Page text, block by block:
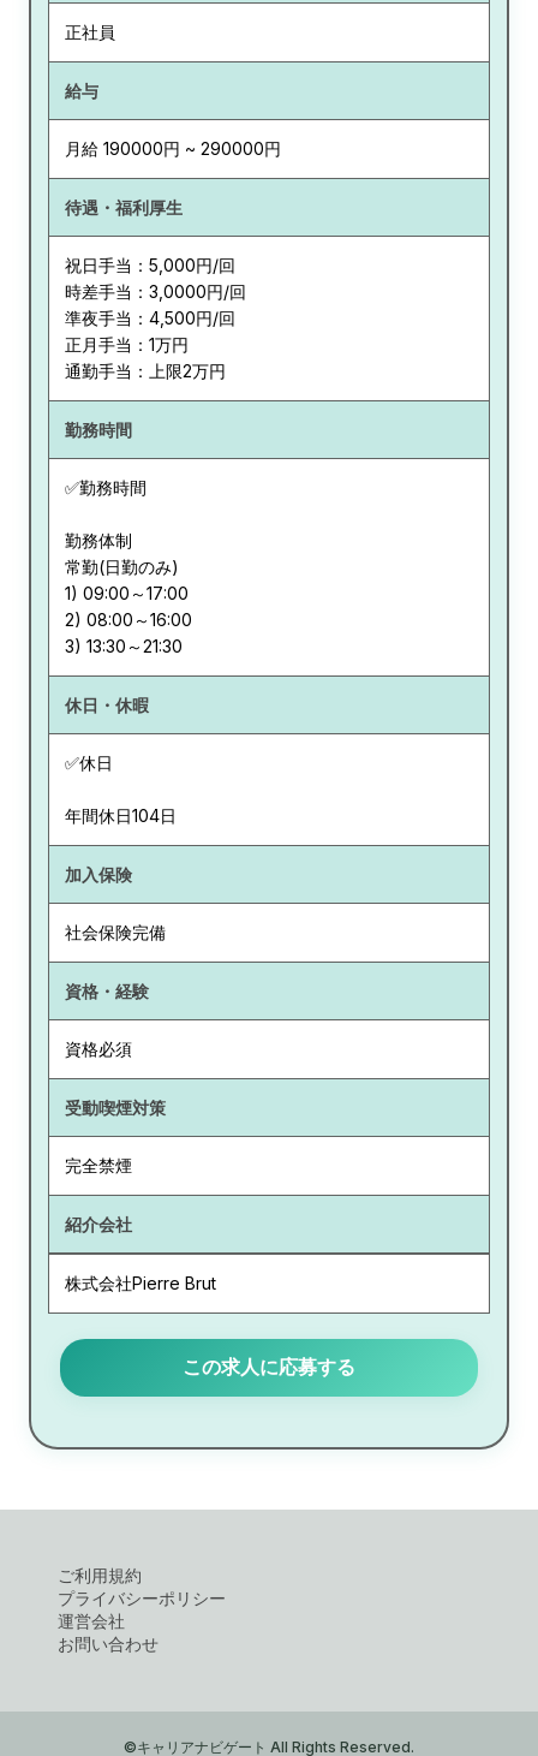
正社員
給与
月給 190000円 ~ 290000円
待遇・福利厚生
祝日手当：5,000円/回
時差手当：3,0000円/回
準夜手当：4,500円/回
正月手当：1万円
通勤手当：上限2万円
勤務時間
✅勤務時間
勤務体制
常勤(日勤のみ)
1) 09:00～17:00
2) 08:00～16:00
休日・休暇
✅休日
年間休日104日
加入保険
社会保険完備
資格・経験
資格必須
受動喫煙対策
完全禁煙
紹介会社
株式会社Pierre Brut
この求人に応募する
ご利用規約
プライバシーポリシー
運営会社
お問い合わせ
©キャリアナビゲート All Rights Reserved.